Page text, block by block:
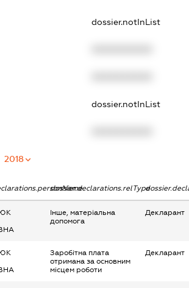
dossier.notInList
dossier.notInList
2018
dossier.declarations.relType
Інше, матеріальна
допомога
Декларант
Заробітна плата
отримана за основним
місцем роботи
Декларант